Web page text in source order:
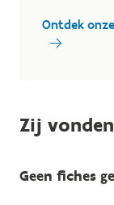
Ontdek
Zij
Geen fiches